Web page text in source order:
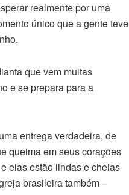
realmente por uma
único que a gente teve
que vem muitas
e se prepara para a
entrega verdadeira, de
queima em seus corações
elas estão lindas e cheias
brasileira também –